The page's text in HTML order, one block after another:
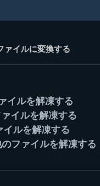
ァイルに変換する
イルを解凍する
ァイルを解凍する
イルを解凍する
ファイルを解凍する